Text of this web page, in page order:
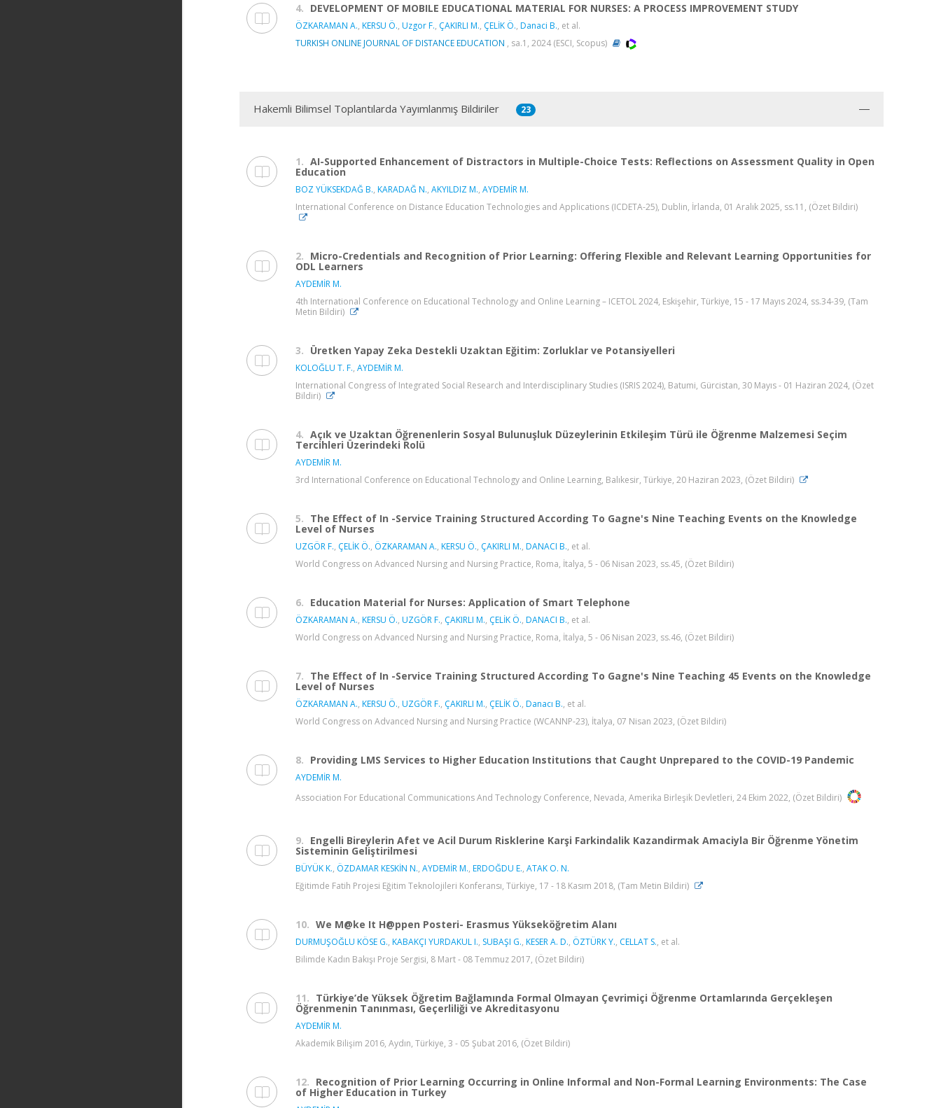
4. DEVELOPMENT OF MOBILE EDUCATIONAL MATERIAL FOR NURSES: A PROCESS IMPROVEMENT STUDY
ÖZKARAMAN A., KERSU Ö., Uzgor F., ÇAKIRLI M., ÇELİK Ö., Danaci B., et al.
TURKISH ONLINE JOURNAL OF DISTANCE EDUCATION , sa.1, 2024 (ESCI, Scopus)
Hakemli Bilimsel Toplantılarda Yayımlanmış Bildiriler 23
1. AI-Supported Enhancement of Distractors in Multiple-Choice Tests: Reflections on Assessment Quality in Open
Education
BOZ YÜKSEKDAĞ B., KARADAĞ N., AKYILDIZ M., AYDEMİR M.
International Conference on Distance Education Technologies and Applications (ICDETA-25), Dublin, İrlanda, 01 Aralık 2025, ss.11, (Özet Bildiri)
2. Micro-Credentials and Recognition of Prior Learning: Offering Flexible and Relevant Learning Opportunities for
ODL Learners
AYDEMİR M.
4th International Conference on Educational Technology and Online Learning – ICETOL 2024, Eskişehir, Türkiye, 15 - 17 Mayıs 2024, ss.34-39, (Tam
Metin Bildiri)
3. Üretken Yapay Zeka Destekli Uzaktan Eğitim: Zorluklar ve Potansiyelleri
KOLOĞLU T. F., AYDEMİR M.
International Congress of Integrated Social Research and Interdisciplinary Studies (ISRIS 2024), Batumi, Gürcistan, 30 Mayıs - 01 Haziran 2024, (Özet
Bildiri)
4. Açık ve Uzaktan Öğrenenlerin Sosyal Bulunuşluk Düzeylerinin Etkileşim Türü ile Öğrenme Malzemesi Seçim
Tercihleri Üzerindeki Rolü
AYDEMİR M.
3rd International Conference on Educational Technology and Online Learning, Balıkesir, Türkiye, 20 Haziran 2023, (Özet Bildiri)
5. The Effect of In -Service Training Structured According To Gagne's Nine Teaching Events on the Knowledge
Level of Nurses
UZGÖR F., ÇELİK Ö., ÖZKARAMAN A., KERSU Ö., ÇAKIRLI M., DANACI B., et al.
World Congress on Advanced Nursing and Nursing Practice, Roma, İtalya, 5 - 06 Nisan 2023, ss.45, (Özet Bildiri)
6. Education Material for Nurses: Application of Smart Telephone
ÖZKARAMAN A., KERSU Ö., UZGÖR F., ÇAKIRLI M., ÇELİK Ö., DANACI B., et al.
World Congress on Advanced Nursing and Nursing Practice, Roma, İtalya, 5 - 06 Nisan 2023, ss.46, (Özet Bildiri)
7. The Effect of In -Service Training Structured According To Gagne's Nine Teaching 45 Events on the Knowledge
Level of Nurses
ÖZKARAMAN A., KERSU Ö., UZGÖR F., ÇAKIRLI M., ÇELİK Ö., Danacı B., et al.
World Congress on Advanced Nursing and Nursing Practice (WCANNP-23), İtalya, 07 Nisan 2023, (Özet Bildiri)
8. Providing LMS Services to Higher Education Institutions that Caught Unprepared to the COVID-19 Pandemic
AYDEMİR M.
Association For Educational Communications And Technology Conference, Nevada, Amerika Birleşik Devletleri, 24 Ekim 2022, (Özet Bildiri)
9. Engelli Bireylerin Afet ve Acil Durum Risklerine Karşi Farkindalik Kazandirmak Amaciyla Bir Öğrenme Yönetim
Sisteminin Geliştirilmesi
BÜYÜK K., ÖZDAMAR KESKİN N., AYDEMİR M., ERDOĞDU E., ATAK O. N.
Eğitimde Fatih Projesi Eğitim Teknolojileri Konferansı, Türkiye, 17 - 18 Kasım 2018, (Tam Metin Bildiri)
10. We M@ke It H@ppen Posteri- Erasmus Yükseköğretim Alanı
DURMUŞOĞLU KÖSE G., KABAKÇI YURDAKUL I., SUBAŞI G., KESER A. D., ÖZTÜRK Y., CELLAT S., et al.
Bilimde Kadın Bakışı Proje Sergisi, 8 Mart - 08 Temmuz 2017, (Özet Bildiri)
11. Türkiye’de Yüksek Öğretim Bağlamında Formal Olmayan Çevrimiçi Öğrenme Ortamlarında Gerçekleşen
Öğrenmenin Tanınması, Geçerliliği ve Akreditasyonu
AYDEMİR M.
Akademik Bilişim 2016, Aydın, Türkiye, 3 - 05 Şubat 2016, (Özet Bildiri)
12. Recognition of Prior Learning Occurring in Online Informal and Non-Formal Learning Environments: The Case
of Higher Education in Turkey